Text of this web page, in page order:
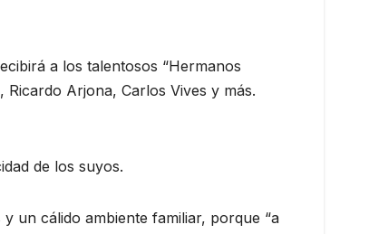
a los talentosos “Hermanos
Arjona, Carlos Vives y más.
de los suyos.
un cálido ambiente familiar, porque “a